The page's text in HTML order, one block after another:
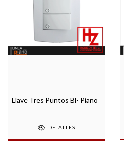
Llave Tres Puntos Bl- Piano
DETALLES